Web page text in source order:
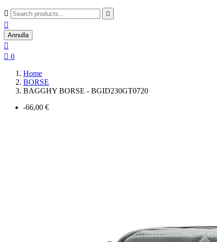
 

Annulla

 0
Home
BORSE
BAGGHY BORSE - BGID230GT0720
-66,00 €